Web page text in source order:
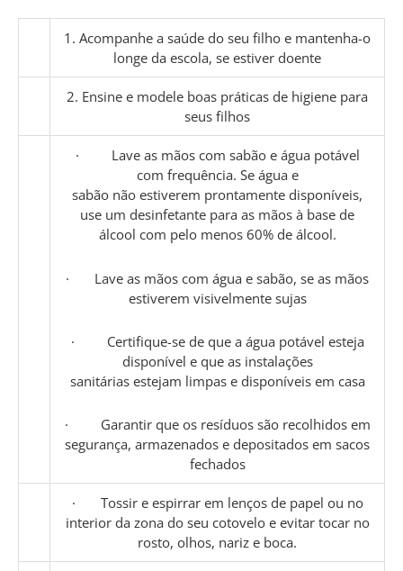
1. Acompanhe a saúde do seu filho e mantenha-o
longe da escola, se estiver doente
2. Ensine e modele boas práticas de higiene para
seus filhos
· Lave as mãos com sabão e água potável
com frequência. Se água e
sabão não estiverem prontamente disponíveis,
use um desinfetante para as mãos à base de
álcool com pelo menos 60% de álcool.
· Lave as mãos com água e sabão, se as mãos
estiverem visivelmente sujas
· Certifique-se de que a água potável esteja
disponível e que as instalações
sanitárias estejam limpas e disponíveis em casa
· Garantir que os resíduos são recolhidos em
segurança, armazenados e depositados em sacos
fechados
· Tossir e espirrar em lenços de papel ou no
interior da zona do seu cotovelo e evitar tocar no
rosto, olhos, nariz e boca.